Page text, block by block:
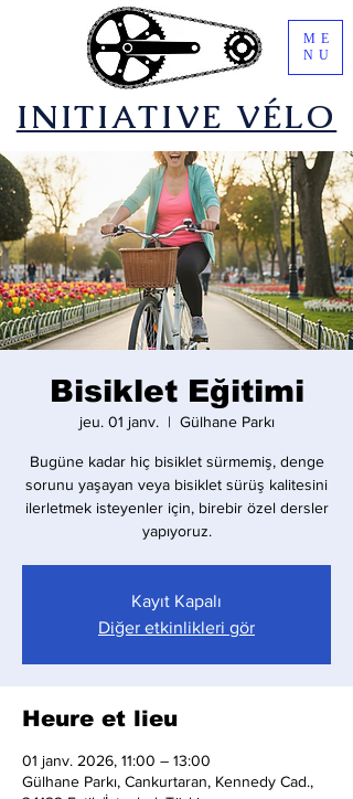
​INITIATIVE VÉLO
ME
NU
Bisiklet Eğitimi
jeu. 01 janv.
  |
Gülhane Parkı
Bugüne kadar hiç bisiklet sürmemiş, denge
sorunu yaşayan veya bisiklet sürüş kalitesini
ilerletmek isteyenler için, birebir özel dersler
yapıyoruz.
Kayıt Kapalı
Diğer etkinlikleri gör
Heure et lieu
01 janv. 2026, 11:00 – 13:00
Gülhane Parkı, Cankurtaran, Kennedy Cad.,